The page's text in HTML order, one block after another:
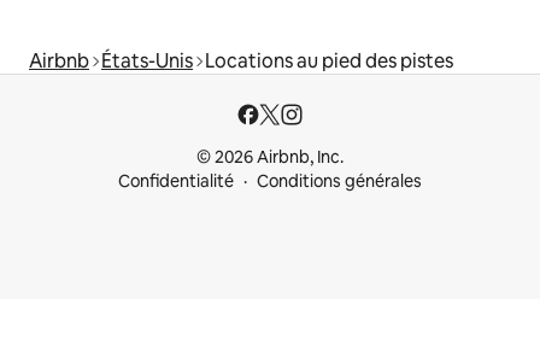
Airbnb États-Unis Locations au pied des pistes
© 2026 Airbnb, Inc.
Confidentialité
Conditions générales